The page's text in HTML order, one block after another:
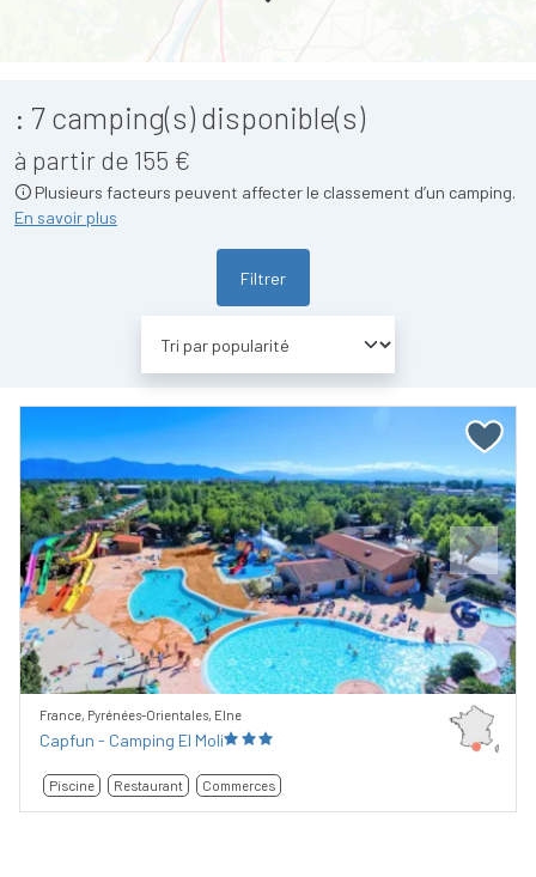
: 7camping(s) disponible(s)
à partir de 155 €
Plusieurs facteurs peuvent affecter le classement d’un camping.
En savoir plus
Filtrer
Previous Next
France, Pyrénées-Orientales, Elne
Capfun - Camping El Moli
Piscine Restaurant Commerces